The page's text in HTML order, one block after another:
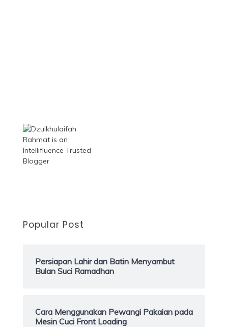
Popular Post
Persiapan Lahir dan Batin Menyambut
Bulan Suci Ramadhan
Cara Menggunakan Pewangi Pakaian pada
Mesin Cuci Front Loading